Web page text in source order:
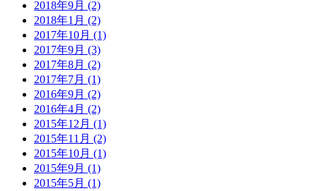
2018年9月 (2)
2018年1月 (2)
2017年10月 (1)
2017年9月 (3)
2017年8月 (2)
2017年7月 (1)
2016年9月 (2)
2016年4月 (2)
2015年12月 (1)
2015年11月 (2)
2015年10月 (1)
2015年9月 (1)
2015年5月 (1)